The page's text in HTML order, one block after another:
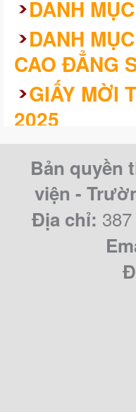
DANH
DANH
CAO ĐẲNG
GIẤY MỜI
2025
CAO
QUY KHÓA
Bản quyền
viện -
Địa chỉ: